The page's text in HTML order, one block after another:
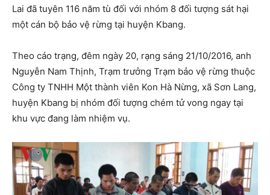
Lai đã tuyên 116 năm tù đối với nhóm 8 đối tượng sát hại
một cán bộ bảo vệ rừng tại huyện Kbang.
Theo cáo trạng, đêm ngày 20, rạng sáng 21/10/2016, anh
Nguyễn Nam Thịnh, Trạm trưởng Trạm bảo vệ rừng thuộc
Công ty TNHH Một thành viên Kon Hà Nừng, xã Sơn Lang,
huyện Kbang bị nhóm đối tượng chém tử vong ngay tại
khu vực đang làm nhiệm vụ.